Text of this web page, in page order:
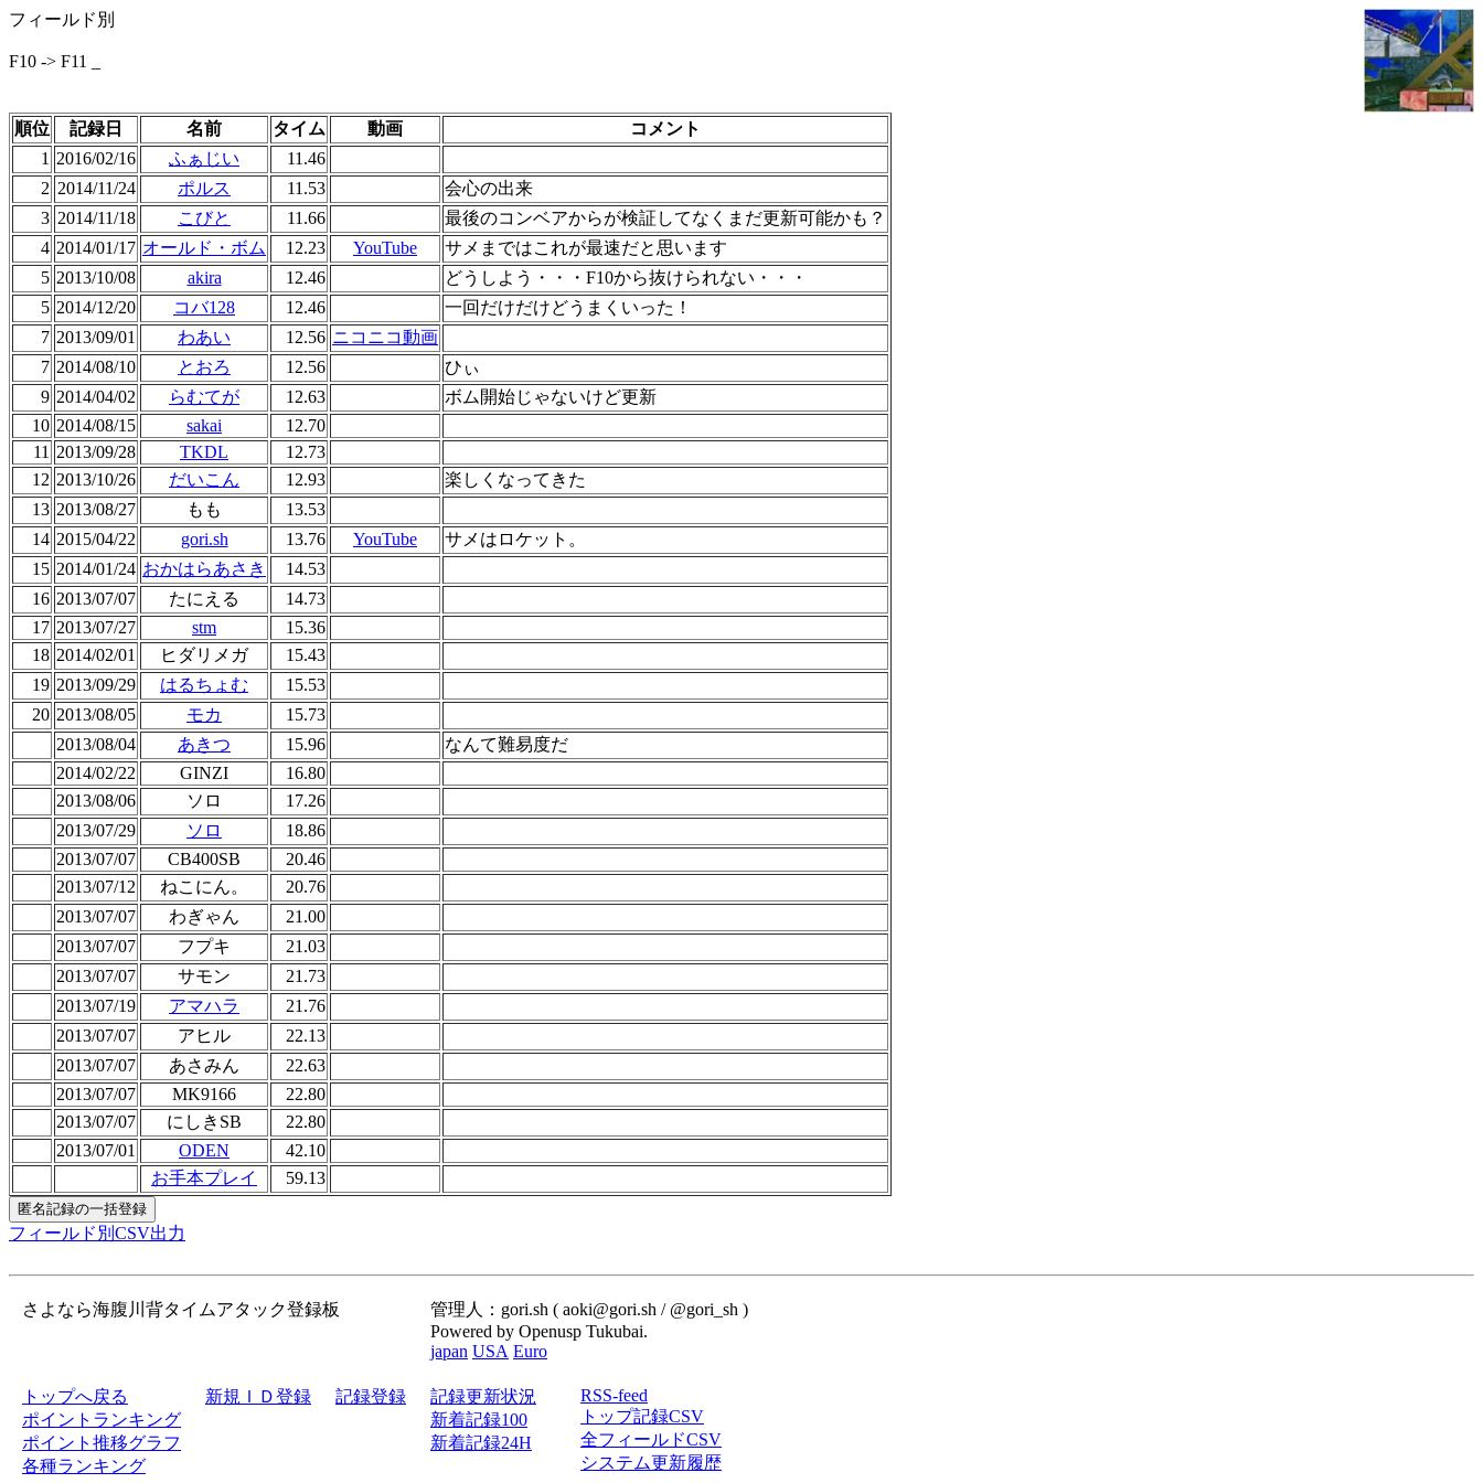
フィールド別
F10 -> F11 _
順位 記録日 名前 タイム 動画
コメント
1 2016/02/16 ふぁじい
11.46
2 2014/11/24 ポルス 11.53
会心の出来
3 2014/11/18 こびと 11.66
最後のコンベアからが検証してなくまだ更新可能かも？
4 2014/01/17 オールド・ボム 12.23 YouTube
サメまではこれが最速だと思います
5 2013/10/08 akira 12.46
どうしよう・・・F10から抜けられない・・・
5 2014/12/20 コバ128 12.46
一回だけだけどうまくいった！
7 2013/09/01 わあい 12.56 ニコニコ動画
7 2014/08/10 とおろ 12.56
ひぃ
9 2014/04/02 らむてが 12.63
ボム開始じゃないけど更新
10 2014/08/15 sakai
12.70
11 2013/09/28 TKDL
12.73
12 2013/10/26 だいこん 12.93
楽しくなってきた
13 2013/08/27 もも
13.53
14 2015/04/22 gori.sh 13.76 YouTube
サメはロケット。
15 2014/01/24 おかはらあさき
14.53
16 2013/07/07 たにえる
14.73
17 2013/07/27 stm
15.36
18 2014/02/01 ヒダリメガ
15.43
19 2013/09/29 はるちょむ
15.53
20 2013/08/05 モカ
15.73
2013/08/04
あきつ 15.96
なんて難易度だ
2014/02/22
GINZI
16.80
2013/08/06
ソロ
17.26
2013/07/29
ソロ
18.86
2013/07/07
CB400SB
20.46
2013/07/12
ねこにん。
20.76
2013/07/07
わぎゃん
21.00
2013/07/07
フプキ
21.03
2013/07/07
サモン
21.73
2013/07/19
アマハラ
21.76
2013/07/07
アヒル
22.13
2013/07/07
あさみん
22.63
2013/07/07
MK9166
22.80
2013/07/07
にしきSB
22.80
2013/07/01
ODEN
42.10
お手本プレイ
59.13
フィールド別CSV出力
さよなら海腹川背タイムアタック登録板
管理人：gori.sh ( aoki@gori.sh / @gori_sh )
Powered by Openusp Tukubai.
japan USA Euro
トップへ戻る
ポイントランキング
ポイント推移グラフ
各種ランキング
新規ＩＤ登録 記録登録
記録更新状況
新着記録100
新着記録24H
RSS-feed
トップ記録CSV
全フィールドCSV
システム更新履歴